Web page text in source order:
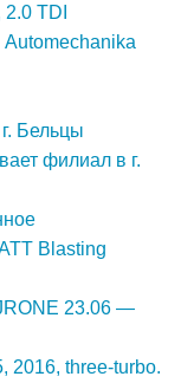
TDI
Бельцы
филиал в г.
Blasting
23.06 —
2016, three-turbo.